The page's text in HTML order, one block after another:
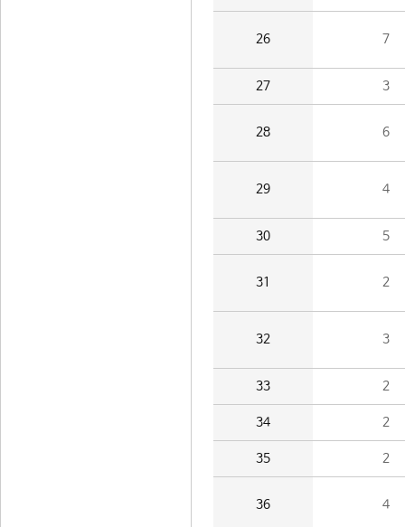
26 7
27 3
28 6
29 4
30 5
31 2
32 3
33 2
34 2
35 2
36 4